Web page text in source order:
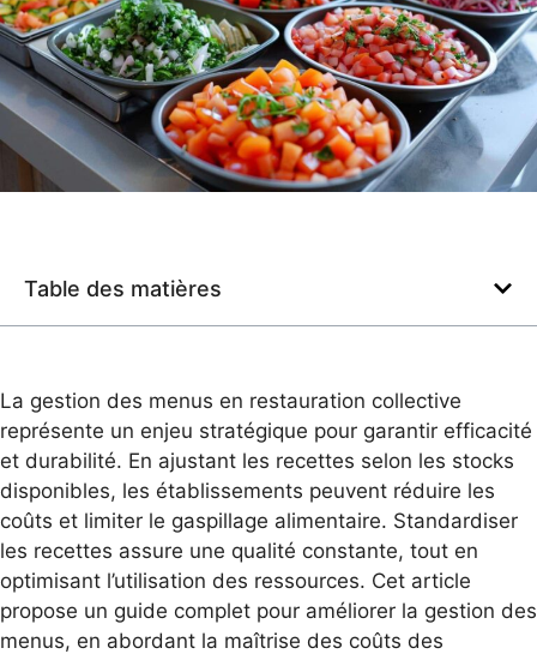
Table des matières
La gestion des menus en restauration collective
représente un enjeu stratégique pour garantir efficacité
et durabilité. En ajustant les recettes selon les stocks
disponibles, les établissements peuvent réduire les
coûts et limiter le gaspillage alimentaire. Standardiser
les recettes assure une qualité constante, tout en
optimisant l’utilisation des ressources. Cet article
propose un guide complet pour améliorer la gestion des
menus, en abordant la maîtrise des coûts des